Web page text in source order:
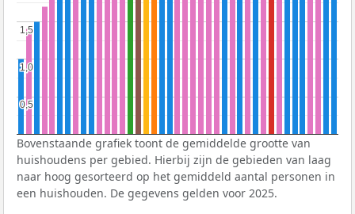
0,5
0,5
1,0
1,0
1,5
1,5
Bovenstaande grafiek toont de gemiddelde grootte van
huishoudens per gebied. Hierbij zijn de gebieden van laag
naar hoog gesorteerd op het gemiddeld aantal personen in
een huishouden. De gegevens gelden voor 2025.